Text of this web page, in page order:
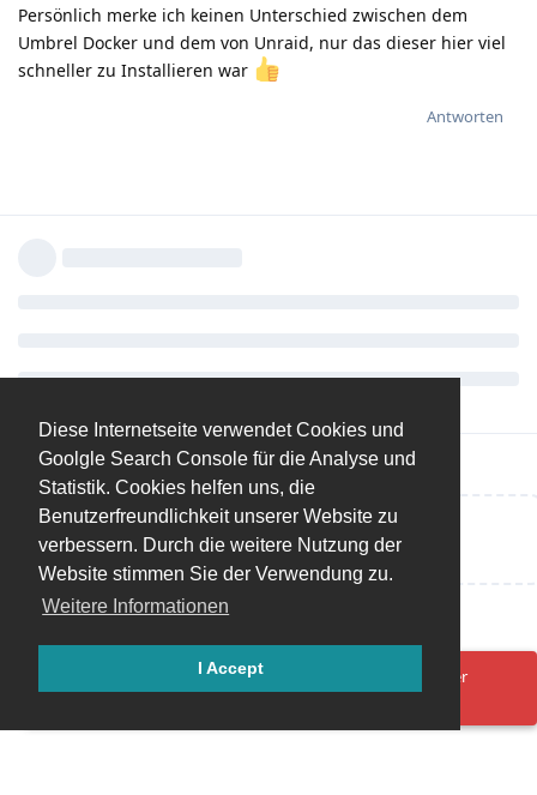
Diese Internetseite verwendet Cookies und
Goolgle Search Console für die Analyse und
Statistik. Cookies helfen uns, die
Benutzerfreundlichkeit unserer Website zu
verbessern. Durch die weitere Nutzung der
Website stimmen Sie der Verwendung zu.
Weitere Informationen
I Accept
Persönlich merke ich keinen Unterschied zwischen dem
Umbrel Docker und dem von Unraid, nur das dieser hier viel
schneller zu Installieren war
Antworten
Eine Antwort schreiben…
Ups! Da ist was schief gelaufen. Bitte lade die Seite neu oder
versuche es erneut.